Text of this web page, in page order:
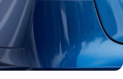
fiyatlarını da